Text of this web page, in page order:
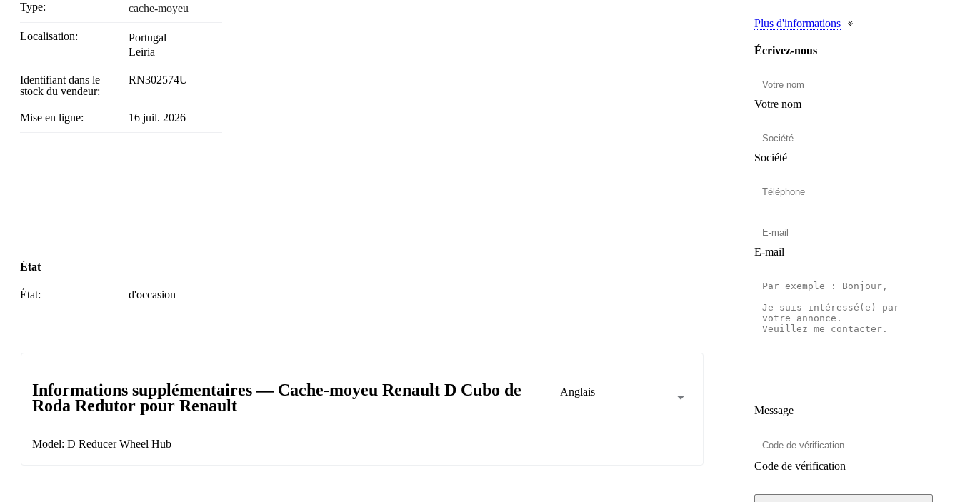
Type: cache-moyeu
Localisation:
Portugal
Leiria
Identifiant dans le
stock du vendeur:
RN302574U
Mise en ligne: 16 juil. 2026
État
État: d'occasion
Informations supplémentaires — Cache-moyeu Renault D Cubo de
Roda Redutor pour Renault
Anglais
Model: D Reducer Wheel Hub
Plus d'informations
Écrivez-nous
Votre nom
Société
E-mail
Message
Code de vérification